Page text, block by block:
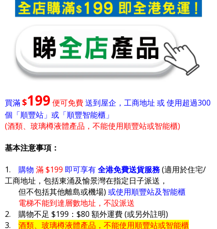
買滿$199 便可免費送到屋企，工商地址 或 使用超過300
個「順豐站」或「順豐智能櫃」
(酒類、玻璃樽液體產品，不能使用順豐站或智能櫃)
基本注意事項：
1. 購物 滿 $199 即可享有全港免費送貨服務(適用於住宅/
工商地址，包括東涌及愉景灣在指定日子派送，
但不包括其他離島或機場) 或使用順豐站及智能櫃
電梯不能到達層數地址，不設派送
2. 購物不足 $199：$80 額外運費 (或另外註明)
3. 酒類、玻璃樽液體產品，不能使用順豐站或智能櫃